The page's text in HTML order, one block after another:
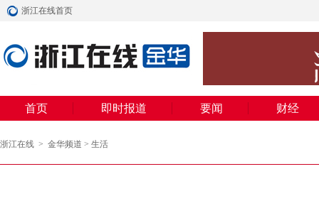
浙江在线首页
首页 即时报道 要闻 财经
浙江在线 > 金华频道 > 生活